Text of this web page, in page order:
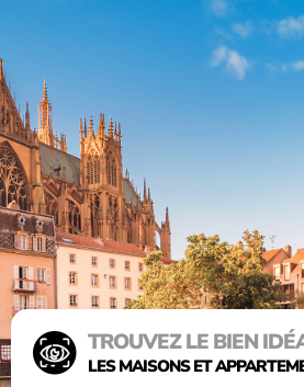
TROUVEZ LE BIEN
LES MAISONS ET